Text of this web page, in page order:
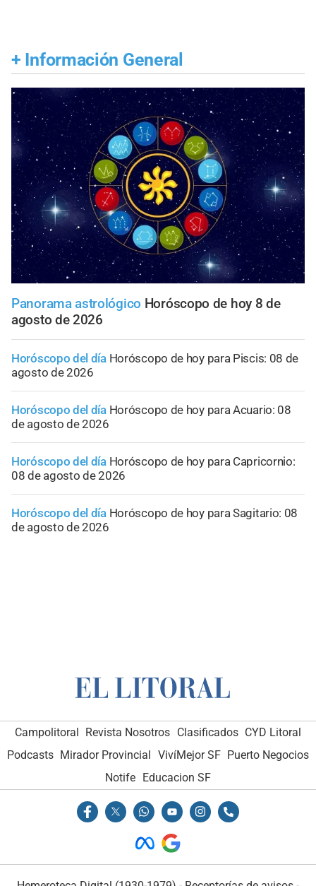
+ Información General
Panorama astrológico Horóscopo de hoy 8 de
agosto de 2026
Horóscopo del día Horóscopo de hoy para Piscis: 08 de
agosto de 2026
Horóscopo del día Horóscopo de hoy para Acuario: 08
de agosto de 2026
Horóscopo del día Horóscopo de hoy para Capricornio:
08 de agosto de 2026
Horóscopo del día Horóscopo de hoy para Sagitario: 08
de agosto de 2026
Campolitoral Revista Nosotros Clasificados CYD Litoral
Podcasts Mirador Provincial VivíMejor SF Puerto Negocios
Notife Educacion SF